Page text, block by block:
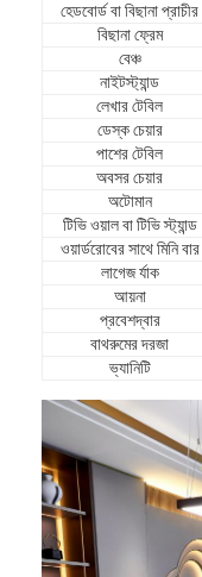
ভিডিও
ভিআর শো
আমাদের সম্পর্কে
কারখানা পরিদর্শন
গুণমান নিয়ন্ত্রণ
আমাদের সাথে যোগাযোগ
সাধারণ জিজ্ঞাস্য
এখন চ্যাট করুন
হেডবোর্ড বা বিছানা প্রাচীর
বিছানা ফ্রেম
বেঞ্চ
নাইটস্ট্যান্ড
লেখার টেবিল
ডেস্ক চেয়ার
পাশের টেবিল
অবসর চেয়ার
অটোমান
টিভি ওয়াল বা টিভি স্ট্যান্ড
ওয়ার্ডরোবের সাথে মিনি বার
লাগেজ র্যাক
আয়না
প্রবেশদ্বার
বাথরুমের দরজা
ভ্যানিটি